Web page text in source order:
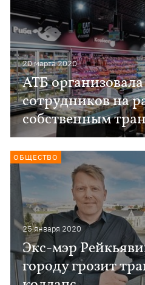
20 марта 2020
АТБ
сотрудников на
собственным
25 января 2020
Экс-мэр
городу грозит
ОБЩЕСТВО